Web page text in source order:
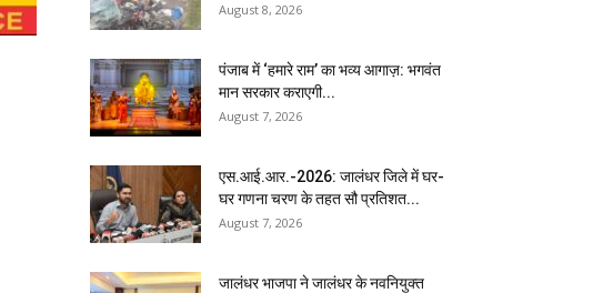
August 8, 2026
पंजाब में ‘हमारे राम’ का भव्य आगाज़: भगवंत
मान सरकार कराएगी...
August 7, 2026
एस.आई.आर.-2026: जालंधर जिले में घर-
घर गणना चरण के तहत सौ प्रतिशत...
August 7, 2026
जालंधर भाजपा ने जालंधर के नवनियुक्त